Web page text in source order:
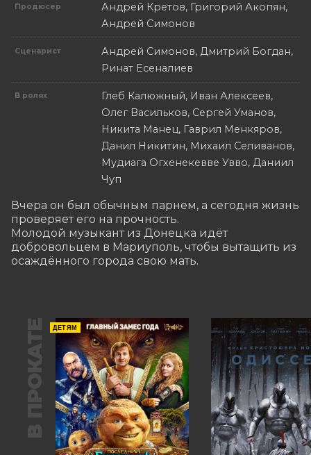
Продюсер
Андрей Кретов, Григорий Акопян,
Андрей Симонов
Сценарист
Андрей Симонов, Дмитрий Богдан,
Ринат Есеналиев
В ролях
Глеб Калюжный, Иван Алексеев,
Олег Васильков, Сергей Уманов,
Никита Манец, Гаврил Менкяров,
Данил Никитин, Михаил Селиванов,
Мудиага Огхенекевве Увво, Даниил
Чуп
Вчера он был обычным парнем, а сегодня жизнь
проверяет его на прочность.
Молодой музыкант из Донецка идёт
добровольцем в Мариуполь, чтобы вытащить из
осаждённого города свою мать.
В ПРОКАТЕ ДЕТЯМ